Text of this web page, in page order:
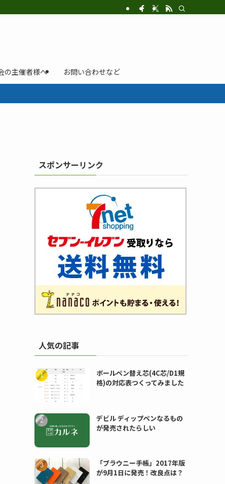
の主催者様へ お問い合わせなど
スポンサーリンク
人気の記事
ボールペン替え芯(4C芯/D1規
格)の対応表つくってみました
デビル ディップペンなるもの
が発売されたらしい
「ブラウニー手帳」2017年版
が9月1日に発売！改良点は？